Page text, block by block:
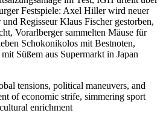
Festspiele: Axel Hiller wird neuer
Regisseur Klaus Fischer gestorben,
Vorarlberger sammelten Mäuse für
Schokonikolos mit Bestnoten,
Süßem aus Supermarkt in Japan
tensions, political maneuvers, and
of economic strife, simmering sport
enrichment